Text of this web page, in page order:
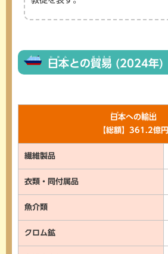
日本
にほん
との貿易
ぼうえき
(2024年)
日本への輸出
【総額】361.2億円
繊維製品
衣類・同付属品
魚介類
クロム鉱